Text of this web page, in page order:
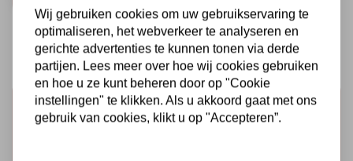
Schrijf je in voor de nieuwsbrief
Wij gebruiken cookies om uw gebruikservaring te
optimaliseren, het webverkeer te analyseren en
gerichte advertenties te kunnen tonen via derde
partijen. Lees meer over hoe wij cookies gebruiken
en hoe u ze kunt beheren door op "Cookie
instellingen" te klikken. Als u akkoord gaat met ons
gebruik van cookies, klikt u op "Accepteren”.